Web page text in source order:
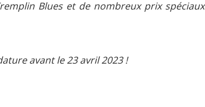
Blues et de nombreux prix spéciaux
avant le 23 avril 2023 !